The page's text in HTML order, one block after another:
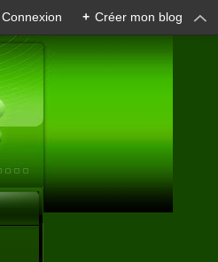
Connexion + Créer mon blog